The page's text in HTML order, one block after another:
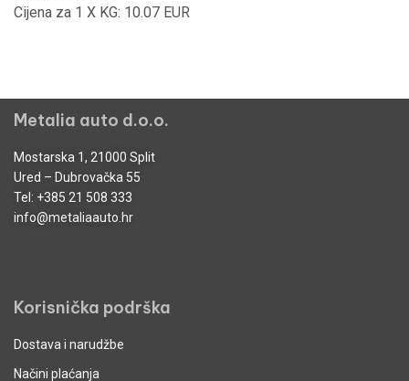
Cijena za 1 X KG: 10.07 EUR
Metalia auto d.o.o.
Mostarska 1, 21000 Split
Ured – Dubrovačka 55
Tel: +385 21 508 333
info@metaliaauto.hr
Korisnička podrška
Dostava i narudžbe
Načini plaćanja